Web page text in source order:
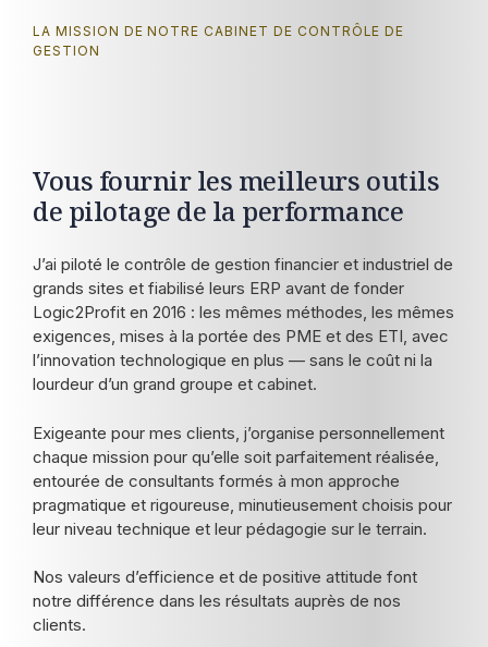
LA MISSION DE NOTRE CABINET DE CONTRÔLE DE
GESTION
Vous fournir les meilleurs outils
de pilotage de la performance
J’ai piloté le contrôle de gestion financier et industriel de
grands sites et fiabilisé leurs ERP avant de fonder
Logic2Profit en 2016 : les mêmes méthodes, les mêmes
exigences, mises à la portée des PME et des ETI, avec
l’innovation technologique en plus — sans le coût ni la
lourdeur d’un grand groupe et cabinet.
Exigeante pour mes clients, j’organise personnellement
chaque mission pour qu’elle soit parfaitement réalisée,
entourée de consultants formés à mon approche
pragmatique et rigoureuse, minutieusement choisis pour
leur niveau technique et leur pédagogie sur le terrain.
Nos valeurs d’efficience et de positive attitude font
notre différence dans les résultats auprès de nos
clients.